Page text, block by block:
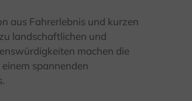
© I. Jansen, Kulturland Kreis Höxter
aus Fahrerlebnis und kurzen
landschaftlichen und
machen die
spannenden